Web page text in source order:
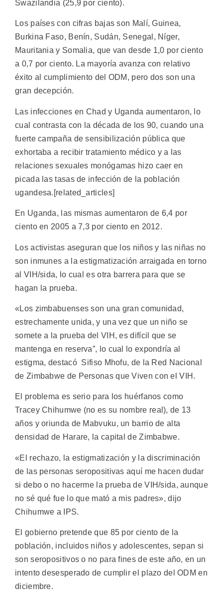
Swazilandia (25,9 por ciento).
Los países con cifras bajas son Malí, Guinea,
Burkina Faso, Benín, Sudán, Senegal, Níger,
Mauritania y Somalia, que van desde 1,0 por ciento
a 0,7 por ciento. La mayoría avanza con relativo
éxito al cumplimiento del ODM, pero dos son una
gran decepción.
Las infecciones en Chad y Uganda aumentaron, lo
cual contrasta con la década de los 90, cuando una
fuerte campaña de sensibilización pública que
exhortaba a recibir tratamiento médico y a las
relaciones sexuales monógamas hizo caer en
picada las tasas de infección de la población
ugandesa.[related_articles]
En Uganda, las mismas aumentaron de 6,4 por
ciento en 2005 a 7,3 por ciento en 2012.
Los activistas aseguran que los niños y las niñas no
son inmunes a la estigmatización arraigada en torno
al VIH/sida, lo cual es otra barrera para que se
hagan la prueba.
«Los zimbabuenses son una gran comunidad,
estrechamente unida, y una vez que un niño se
somete a la prueba del VIH, es difícil que se
mantenga en reserva”, lo cual lo expondría al
estigma, destacó Sifiso Mhofu, de la Red Nacional
de Zimbabwe de Personas que Viven con el VIH.
El problema es serio para los huérfanos como
Tracey Chihumwe (no es su nombre real), de 13
años y oriunda de Mabvuku, un barrio de alta
densidad de Harare, la capital de Zimbabwe.
«El rechazo, la estigmatización y la discriminación
de las personas seropositivas aquí me hacen dudar
si debo o no hacerme la prueba de VIH/sida, aunque
no sé qué fue lo que mató a mis padres», dijo
Chihumwe a IPS.
El gobierno pretende que 85 por ciento de la
población, incluidos niños y adolescentes, sepan si
son seropositivos o no para fines de este año, en un
intento desesperado de cumplir el plazo del ODM en
diciembre.